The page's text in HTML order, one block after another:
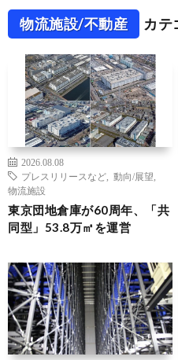
物流施設/不動産 カテ
2026.08.08
プレスリリースなど
動向/展望
物流施設
東京団地倉庫が60周年、「共
同型」53.8万㎡を運営